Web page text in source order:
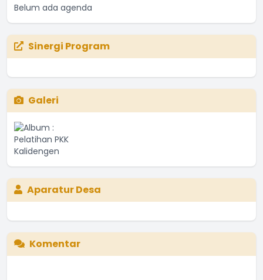
Belum ada agenda
Sinergi Program
Galeri
Aparatur Desa
Komentar